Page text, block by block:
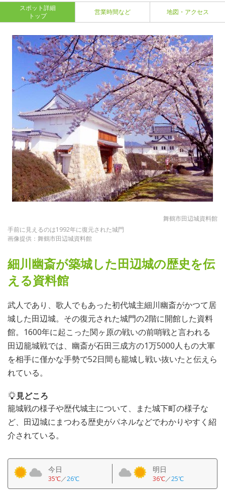
スポット詳細
トップ
営業時間など 地図・アクセス
舞鶴市田辺城資料館
手前に見えるのは1992年に復元された城門
画像提供：舞鶴市田辺城資料館
細川幽斎が築城した田辺城の歴史を伝
える資料館
武人であり、歌人でもあった初代城主細川幽斎がかつて居
城した田辺城。その復元された城門の2階に開館した資料
館。1600年に起こった関ヶ原の戦いの前哨戦と言われる
田辺籠城戦では、幽斎が石田三成方の1万5000人もの大軍
を相手に僅かな手勢で52日間も籠城し戦い抜いたと伝えら
れている。
見どころ
籠城戦の様子や歴代城主について、また城下町の様子な
ど、田辺城にまつわる歴史がパネルなどでわかりやすく紹
介されている。
今日
35℃／26℃
明日
36℃／25℃